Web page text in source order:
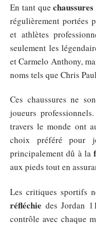
En tant que
régulièrement portées
et athlètes
seulement les
et Carmelo Anthony,
noms tels que Chris
Ces chaussures ne
joueurs
travers le monde ont
choix préféré pour
principalement dû à la
aux pieds tout en
Les critiques sportifs
réfléchie des Jordan
contrôle avec chaque